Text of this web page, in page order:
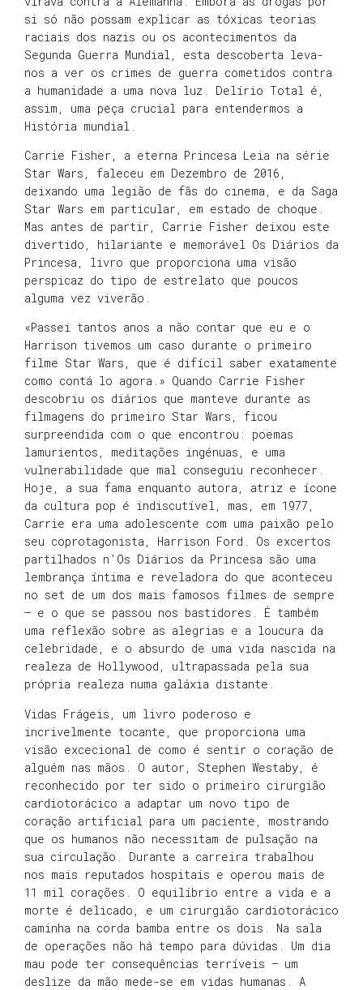
si só não possam explicar as tóxicas teorias
raciais dos nazis ou os acontecimentos da
Segunda Guerra Mundial, esta descoberta leva-
nos a ver os crimes de guerra cometidos contra
a humanidade a uma nova luz. Delírio Total é,
assim, uma peça crucial para entendermos a
História mundial.
Carrie Fisher, a eterna Princesa Leia na série
Star Wars, faleceu em Dezembro de 2016,
deixando uma legião de fãs do cinema, e da Saga
Star Wars em particular, em estado de choque.
Mas antes de partir, Carrie Fisher deixou este
divertido, hilariante e memorável Os Diários da
Princesa, livro que proporciona uma visão
perspicaz do tipo de estrelato que poucos
alguma vez viverão.
«Passei tantos anos a não contar que eu e o
Harrison tivemos um caso durante o primeiro
filme Star Wars, que é difícil saber exatamente
como contá lo agora.» Quando Carrie Fisher
descobriu os diários que manteve durante as
filmagens do primeiro Star Wars, ficou
surpreendida com o que encontrou: poemas
lamurientos, meditações ingénuas, e uma
vulnerabilidade que mal conseguiu reconhecer.
Hoje, a sua fama enquanto autora, atriz e ícone
da cultura pop é indiscutível, mas, em 1977,
Carrie era uma adolescente com uma paixão pelo
seu coprotagonista, Harrison Ford. Os excertos
partilhados n’Os Diários da Princesa são uma
lembrança íntima e reveladora do que aconteceu
no set de um dos mais famosos filmes de sempre
— e o que se passou nos bastidores. É também
uma reflexão sobre as alegrias e a loucura da
celebridade, e o absurdo de uma vida nascida na
realeza de Hollywood, ultrapassada pela sua
própria realeza numa galáxia distante.
Vidas Frágeis, um livro poderoso e
incrivelmente tocante, que proporciona uma
visão excecional de como é sentir o coração de
alguém nas mãos. O autor, Stephen Westaby, é
reconhecido por ter sido o primeiro cirurgião
cardiotorácico a adaptar um novo tipo de
coração artificial para um paciente, mostrando
que os humanos não necessitam de pulsação na
sua circulação. Durante a carreira trabalhou
nos mais reputados hospitais e operou mais de
11 mil corações. O equilíbrio entre a vida e a
morte é delicado, e um cirurgião cardiotorácico
caminha na corda bamba entre os dois. Na sala
de operações não há tempo para dúvidas. Um dia
mau pode ter consequências terríveis — um
deslize da mão mede-se em vidas humanas. A